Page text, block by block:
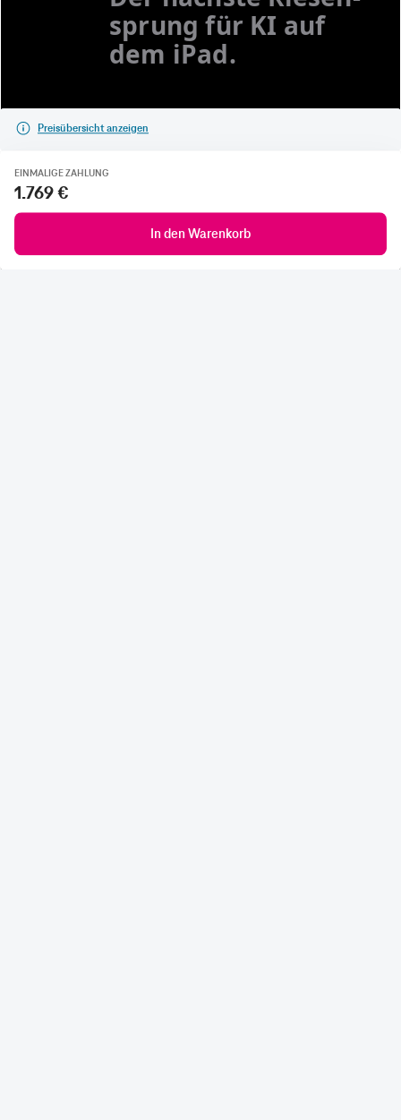
Preisübersicht anzeigen
EINMALIGE ZAHLUNG
1.769 €
In den Warenkorb